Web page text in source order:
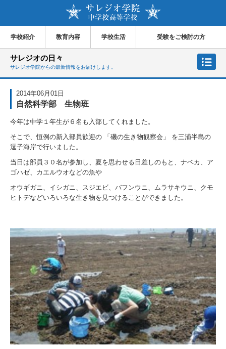
学校紹介 教育内容 学校生活 受験をご検討の方
サレジオの日々
サレジオ学院からの最新情報をお届けします。
2014年06月01日
自然科学部 生物班
今年は中学１年生が６名も入部してくれました。
そこで、恒例の新入部員歓迎の 「磯の生き物観察会」 を三浦半島の
逗子海岸で行いました。
当日は部員３０名が参加し、夏を思わせる日差しのもと、ナベカ、ア
ゴハゼ、カエルウオなどの魚や
オウギガニ、イシガニ、スジエビ、バフンウニ、ムラサキウニ、クモ
ヒトデなどいろいろな生き物を見つけることができました。